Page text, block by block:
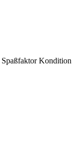
Spaßfaktor Kondition